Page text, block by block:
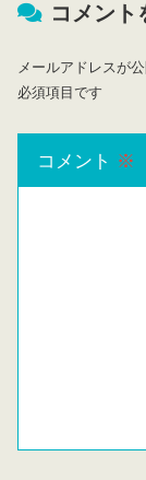
コメント
メールアドレスが
必須項目です
コメント ※